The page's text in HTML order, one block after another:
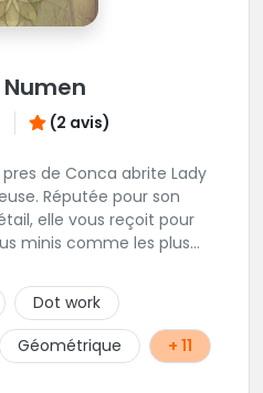
(2 avis)
de Conca abrite Lady
son
elle vous reçoit pour
minis comme les plus
Dot work
Géométrique + 11